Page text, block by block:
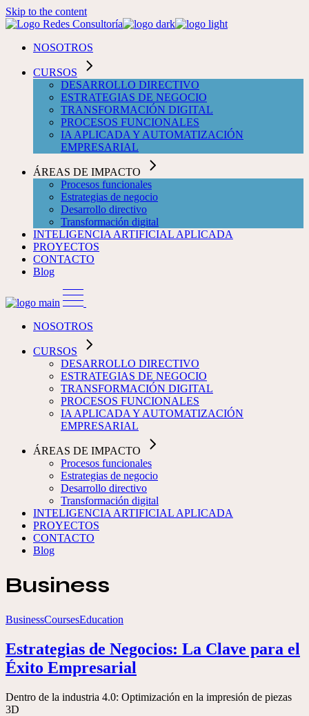
Skip to the content
NOSOTROS
CURSOS
DESARROLLO DIRECTIVO
ESTRATEGIAS DE NEGOCIO
TRANSFORMACIÓN DIGITAL
PROCESOS FUNCIONALES
IA APLICADA Y AUTOMATIZACIÓN
EMPRESARIAL
ÁREAS DE IMPACTO
Procesos funcionales
Estrategias de negocio
Desarrollo directivo
Transformación digital
INTELIGENCIA ARTIFICIAL APLICADA
PROYECTOS
CONTACTO
Blog
NOSOTROS
CURSOS
DESARROLLO DIRECTIVO
ESTRATEGIAS DE NEGOCIO
TRANSFORMACIÓN DIGITAL
PROCESOS FUNCIONALES
IA APLICADA Y AUTOMATIZACIÓN
EMPRESARIAL
ÁREAS DE IMPACTO
Procesos funcionales
Estrategias de negocio
Desarrollo directivo
Transformación digital
INTELIGENCIA ARTIFICIAL APLICADA
PROYECTOS
CONTACTO
Blog
Business
BusinessCoursesEducation
Estrategias de Negocios: La Clave para el
Éxito Empresarial
Dentro de la industria 4.0: Optimización en la impresión de piezas
3D